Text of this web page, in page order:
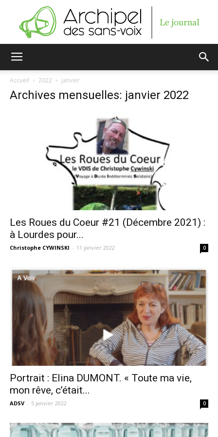
sans-
voix
Accueil 2022 janvier
Archives mensuelles: janvier 2022
Les Roues du Coeur #21 (Décembre 2021) :
à Lourdes pour...
Christophe CYWINSKI - 11 janvier 2022 0
Portrait : Elina DUMONT. « Toute ma vie,
mon rêve, c’était...
ADSV - 5 janvier 2022 0